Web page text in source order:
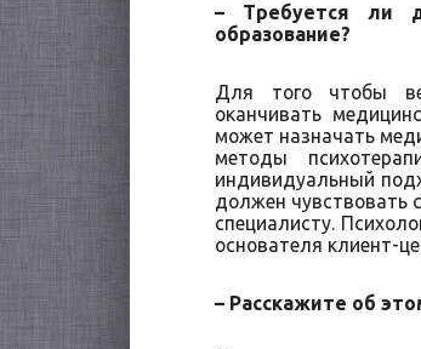
– Требуется ли
образование?
Для того чтобы
оканчивать
может назначать
методы
индивидуальный
должен чувствовать
специалисту.
основателя клиент-
– Расскажите об